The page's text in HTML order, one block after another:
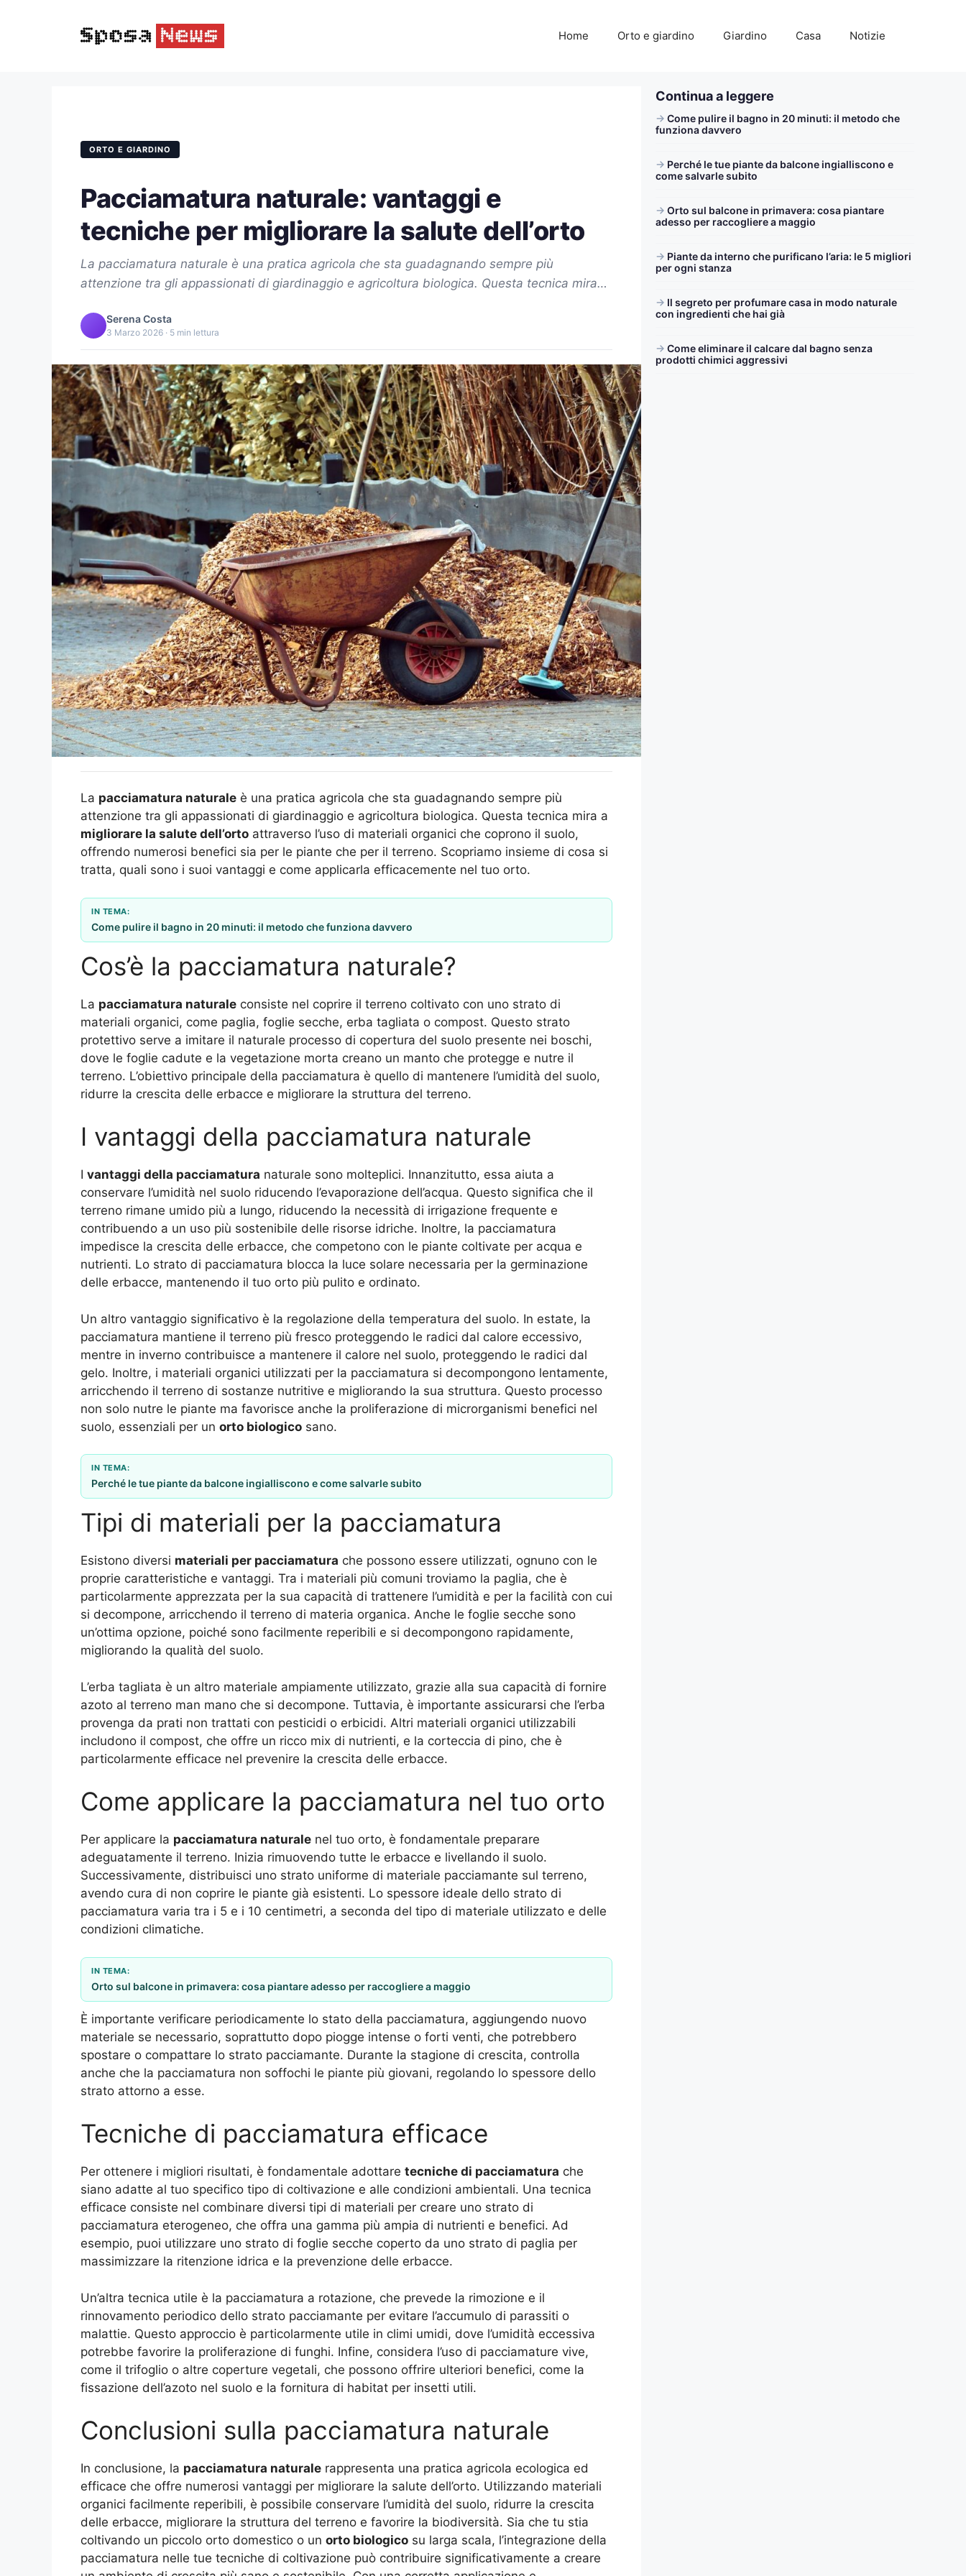
Home Orto e giardino Giardino Casa Notizie
ORTO E GIARDINO
Pacciamatura naturale: vantaggi e
tecniche per migliorare la salute dell’orto
La pacciamatura naturale è una pratica agricola che sta guadagnando sempre più
attenzione tra gli appassionati di giardinaggio e agricoltura biologica. Questa tecnica mira…
Serena Costa
3 Marzo 2026 · 5 min lettura
La pacciamatura naturale è una pratica agricola che sta guadagnando sempre più
attenzione tra gli appassionati di giardinaggio e agricoltura biologica. Questa tecnica mira a
migliorare la salute dell’orto attraverso l’uso di materiali organici che coprono il suolo,
offrendo numerosi benefici sia per le piante che per il terreno. Scopriamo insieme di cosa si
tratta, quali sono i suoi vantaggi e come applicarla efficacemente nel tuo orto.
IN TEMA:
Come pulire il bagno in 20 minuti: il metodo che funziona davvero
Cos’è la pacciamatura naturale?
La pacciamatura naturale consiste nel coprire il terreno coltivato con uno strato di
materiali organici, come paglia, foglie secche, erba tagliata o compost. Questo strato
protettivo serve a imitare il naturale processo di copertura del suolo presente nei boschi,
dove le foglie cadute e la vegetazione morta creano un manto che protegge e nutre il
terreno. L’obiettivo principale della pacciamatura è quello di mantenere l’umidità del suolo,
ridurre la crescita delle erbacce e migliorare la struttura del terreno.
I vantaggi della pacciamatura naturale
I vantaggi della pacciamatura naturale sono molteplici. Innanzitutto, essa aiuta a
conservare l’umidità nel suolo riducendo l’evaporazione dell’acqua. Questo significa che il
terreno rimane umido più a lungo, riducendo la necessità di irrigazione frequente e
contribuendo a un uso più sostenibile delle risorse idriche. Inoltre, la pacciamatura
impedisce la crescita delle erbacce, che competono con le piante coltivate per acqua e
nutrienti. Lo strato di pacciamatura blocca la luce solare necessaria per la germinazione
delle erbacce, mantenendo il tuo orto più pulito e ordinato.
Un altro vantaggio significativo è la regolazione della temperatura del suolo. In estate, la
pacciamatura mantiene il terreno più fresco proteggendo le radici dal calore eccessivo,
mentre in inverno contribuisce a mantenere il calore nel suolo, proteggendo le radici dal
gelo. Inoltre, i materiali organici utilizzati per la pacciamatura si decompongono lentamente,
arricchendo il terreno di sostanze nutritive e migliorando la sua struttura. Questo processo
non solo nutre le piante ma favorisce anche la proliferazione di microrganismi benefici nel
suolo, essenziali per un orto biologico sano.
IN TEMA:
Perché le tue piante da balcone ingialliscono e come salvarle subito
Tipi di materiali per la pacciamatura
Esistono diversi materiali per pacciamatura che possono essere utilizzati, ognuno con le
proprie caratteristiche e vantaggi. Tra i materiali più comuni troviamo la paglia, che è
particolarmente apprezzata per la sua capacità di trattenere l’umidità e per la facilità con cui
si decompone, arricchendo il terreno di materia organica. Anche le foglie secche sono
un’ottima opzione, poiché sono facilmente reperibili e si decompongono rapidamente,
migliorando la qualità del suolo.
L’erba tagliata è un altro materiale ampiamente utilizzato, grazie alla sua capacità di fornire
azoto al terreno man mano che si decompone. Tuttavia, è importante assicurarsi che l’erba
provenga da prati non trattati con pesticidi o erbicidi. Altri materiali organici utilizzabili
includono il compost, che offre un ricco mix di nutrienti, e la corteccia di pino, che è
particolarmente efficace nel prevenire la crescita delle erbacce.
Come applicare la pacciamatura nel tuo orto
Per applicare la pacciamatura naturale nel tuo orto, è fondamentale preparare
adeguatamente il terreno. Inizia rimuovendo tutte le erbacce e livellando il suolo.
Successivamente, distribuisci uno strato uniforme di materiale pacciamante sul terreno,
avendo cura di non coprire le piante già esistenti. Lo spessore ideale dello strato di
pacciamatura varia tra i 5 e i 10 centimetri, a seconda del tipo di materiale utilizzato e delle
condizioni climatiche.
IN TEMA:
Orto sul balcone in primavera: cosa piantare adesso per raccogliere a maggio
È importante verificare periodicamente lo stato della pacciamatura, aggiungendo nuovo
materiale se necessario, soprattutto dopo piogge intense o forti venti, che potrebbero
spostare o compattare lo strato pacciamante. Durante la stagione di crescita, controlla
anche che la pacciamatura non soffochi le piante più giovani, regolando lo spessore dello
strato attorno a esse.
Tecniche di pacciamatura efficace
Per ottenere i migliori risultati, è fondamentale adottare tecniche di pacciamatura che
siano adatte al tuo specifico tipo di coltivazione e alle condizioni ambientali. Una tecnica
efficace consiste nel combinare diversi tipi di materiali per creare uno strato di
pacciamatura eterogeneo, che offra una gamma più ampia di nutrienti e benefici. Ad
esempio, puoi utilizzare uno strato di foglie secche coperto da uno strato di paglia per
massimizzare la ritenzione idrica e la prevenzione delle erbacce.
Un’altra tecnica utile è la pacciamatura a rotazione, che prevede la rimozione e il
rinnovamento periodico dello strato pacciamante per evitare l’accumulo di parassiti o
malattie. Questo approccio è particolarmente utile in climi umidi, dove l’umidità eccessiva
potrebbe favorire la proliferazione di funghi. Infine, considera l’uso di pacciamature vive,
come il trifoglio o altre coperture vegetali, che possono offrire ulteriori benefici, come la
fissazione dell’azoto nel suolo e la fornitura di habitat per insetti utili.
Conclusioni sulla pacciamatura naturale
In conclusione, la pacciamatura naturale rappresenta una pratica agricola ecologica ed
efficace che offre numerosi vantaggi per migliorare la salute dell’orto. Utilizzando materiali
organici facilmente reperibili, è possibile conservare l’umidità del suolo, ridurre la crescita
delle erbacce, migliorare la struttura del terreno e favorire la biodiversità. Sia che tu stia
coltivando un piccolo orto domestico o un orto biologico su larga scala, l’integrazione della
pacciamatura nelle tue tecniche di coltivazione può contribuire significativamente a creare
Continua a leggere
Come pulire il bagno in 20 minuti: il metodo che
funziona davvero
Perché le tue piante da balcone ingialliscono e
come salvarle subito
Orto sul balcone in primavera: cosa piantare
adesso per raccogliere a maggio
Piante da interno che purificano l’aria: le 5 migliori
per ogni stanza
Il segreto per profumare casa in modo naturale
con ingredienti che hai già
Come eliminare il calcare dal bagno senza
prodotti chimici aggressivi